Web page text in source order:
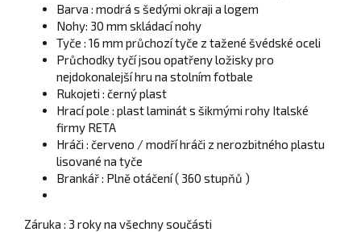
Barva : modrá s šedými okraji a logem
Nohy: 30 mm skládací nohy
Tyče : 16 mm průchozí tyče z tažené švédské oceli
Průchodky tyčí jsou opatřeny ložisky pro
nejdokonalejší hru na stolním fotbale
Rukojeti : černý plast
Hrací pole : plast laminát s šikmými rohy Italské
firmy RETA
Hráči : červeno / modří hráči z nerozbitného plastu
lisované na tyče
Brankář : Plně otáčení ( 360 stupňů )
Záruka : 3 roky na všechny součásti